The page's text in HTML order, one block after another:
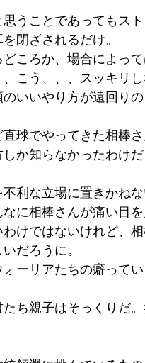
思うことであってもス
閉ざされるだけ。
ころか、場合によって
、こう、、、スッキリ
いいやり方が遠回り
直球でやってきた相棒
か知らなかったわけ
利な立場に置きかねな
に相棒さんが痛い目
けではないけれど、
だろうに。
ーリアたちの癖ってい
たち親子はそっくりだ。